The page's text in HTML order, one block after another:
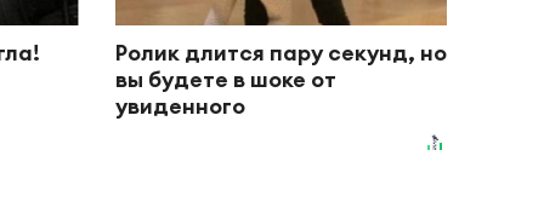
Ролик длится пару секунд, но
вы будете в шоке от
увиденного